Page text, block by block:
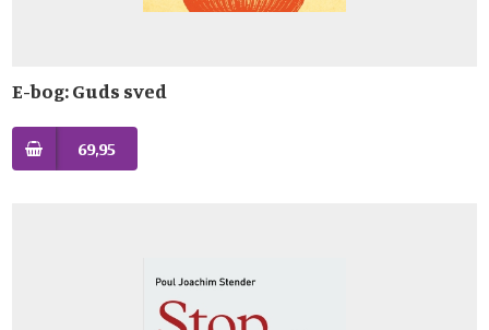
E-bog: Guds sved
69,95